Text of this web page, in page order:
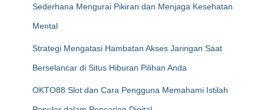
Sederhana Mengurai Pikiran dan Menjaga Kesehatan
Mental
Strategi Mengatasi Hambatan Akses Jaringan Saat
Berselancar di Situs Hiburan Pilihan Anda
OKTO88 Slot dan Cara Pengguna Memahami Istilah